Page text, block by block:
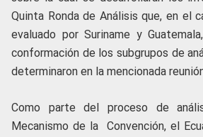
Quinta Ronda de Análisis que, en el
evaluado por Suriname y
conformación de los subgrupos de
determinaron en la mencionada
Como parte del proceso de
Mecanismo de la Convención, el